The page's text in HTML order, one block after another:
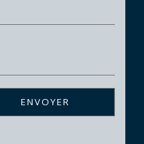
ENVOYER